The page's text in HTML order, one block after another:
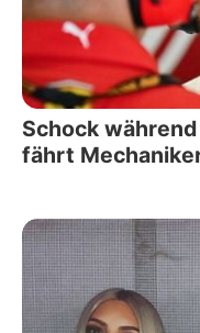
Schock
fährt